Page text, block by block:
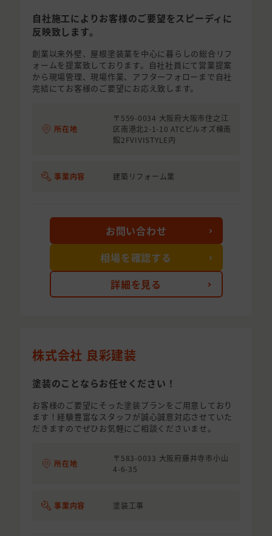
自社施工によりお客様のご要望をスピーディに
反映致します。
創業以来外壁、屋根塗装業を中心に暮らしの総合リフ
ォームを提案致しております。自社社員にて営業提案
から現場管理、現場作業、アフターフォローまで自社
完結にてお客様のご要望にお応え致します。
所在地
〒559-0034 大阪府大阪市住之江
区南港北2-1-10 ATCビルオズ棟南
館2FVIVISTYLE内
事業内容 建築リフォーム業
詳細を見る
お問い合わせ
相場を確認する
株式会社 良彩建装
塗装のことならお任せください！
お客様のご要望にそった塗装プランをご用意しており
ます！経験豊富なスタッフが誠心誠意対応させていた
だきますのでぜひお気軽にご相談くださいませ。
所在地
〒583-0033 大阪府藤井寺市小山
4-6-35
事業内容 塗装工事